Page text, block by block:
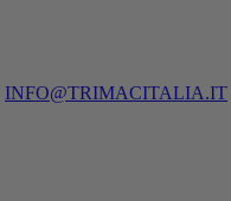
INFO@TRIMACITALIA.IT